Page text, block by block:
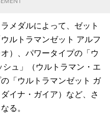
メダルによって、ゼット
ルトラマンゼット アルフ
）、パワータイプの「ウ
ュ」（ウルトラマン・エ
「ウルトラマンゼット ガ
イナ・ガイア）など、さ
る。